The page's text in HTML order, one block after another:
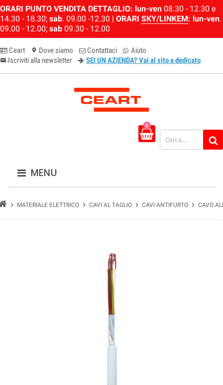
ORARI PUNTO VENDITA DETTAGLIO: lun-ven 08.30 - 12.30 e
14.30 - 18.30; sab. 09.00 -12.30 | ORARI SKY/LINKEM: lun-ven.
09.00 - 12.00; sab 09.30 - 12.00
Ceart location_on Dove siamo Contattaci Aiuto
email-newsletter
Iscriviti alla newsletter SEI UN AZIENDA? Vai al sito a dedicato
0
MENU
chevron_right MATERIALE ELETTRICO chevron_right CAVI AL TAGLIO chevron_right CAVI ANTIFURTO chevron_right CAVO